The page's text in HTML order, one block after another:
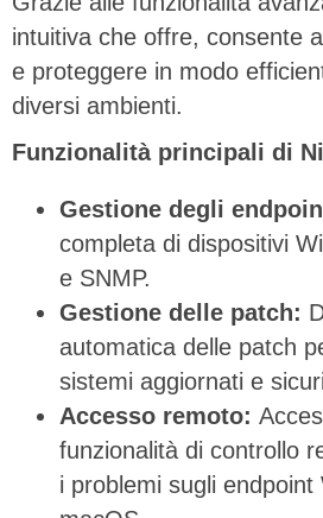
intuitiva che offre, consente
e proteggere in modo
diversi ambienti.
Funzionalità principali di
Gestione degli
completa di dispositivi
e SNMP.
Gestione delle patch:
automatica delle patch
sistemi aggiornati e
Accesso remoto:
funzionalità di controllo
i problemi sugli endpoint